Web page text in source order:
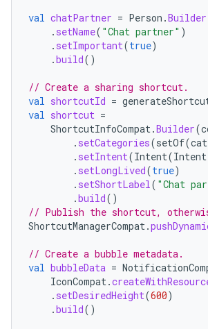
val chatPartner = Person .Builder
. setName( "Chat partner" )
. setImportant(true)
.build()
// Create a sharing shortcut.
val shortcutId =
val shortcut =
ShortcutInfoCompat .Builder(
. setCategories(setOf(
. setIntent(Intent(Intent
. setLongLived(true)
. setShortLabel ( "Chat
.build()
// Publish the shortcut,
ShortcutManagerCompat .
// Create a bubble metadata.
val bubbleData =
IconCompat .
. setDesiredHeight(600)
.build()